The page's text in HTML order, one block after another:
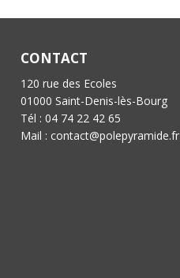
CONTACT
120 rue des Ecoles
01000 Saint-Denis-lès-Bourg
Tél : 04 74 22 42 65
Mail : contact@polepyramide.fr